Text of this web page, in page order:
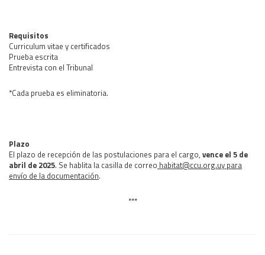
Requisitos
Curriculum vitae y certificados
Prueba escrita
Entrevista con el Tribunal
*Cada prueba es eliminatoria.
Plazo
El plazo de recepción de las postulaciones para el cargo, vence el 5 de
abril de 2025. Se hablita la casilla de correo habitat@ccu.org.uy para
envío de la documentación.
***